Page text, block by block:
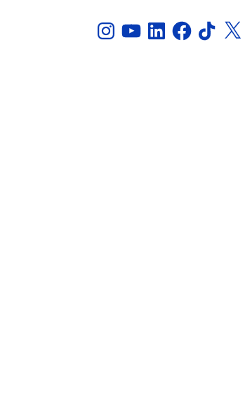
InstagramYouTubeLinkedInFacebook
TikTokX